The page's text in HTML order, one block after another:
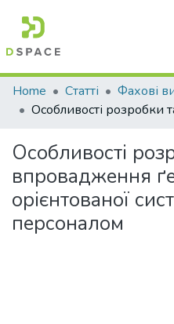
Communities & Collections
Statistics
Home Статті
Фахові
Особливості
впровадження
орієнтованої
персоналом